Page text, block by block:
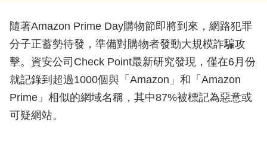
隨著Amazon Prime Day購物節即將到來，網路犯罪
分子正蓄勢待發，準備對購物者發動大規模詐騙攻
擊。資安公司Check Point最新研究發現，僅在6月份
就記錄到超過1000個與「Amazon」和「Amazon
Prime」相似的網域名稱，其中87%被標記為惡意或
可疑網站。